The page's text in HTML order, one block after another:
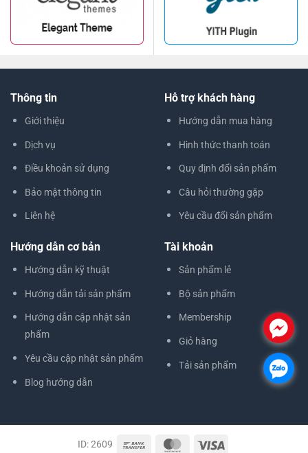
Thông tin
Giới thiệu
Dịch vụ
Điều khoản sử dụng
Bảo mật thông tin
Liên hệ
Hỗ trợ khách hàng
Hướng dẫn mua hàng
Hình thức thanh toán
Quy định đổi sản phẩm
Câu hỏi thường gặp
Yêu cầu đổi sản phẩm
Hướng dẫn cơ bản
Hướng dẫn kỹ thuật
Hướng dẫn tải sản phẩm
Hướng dẫn cập nhật sản
phẩm
Yêu cầu cập nhật sản phẩm
Blog hướng dẫn
Tài khoản
Sản phẩm lẻ
Bộ sản phẩm
Membership
Giỏ hàng
Tải sản phẩm
ID: 2609
.
.